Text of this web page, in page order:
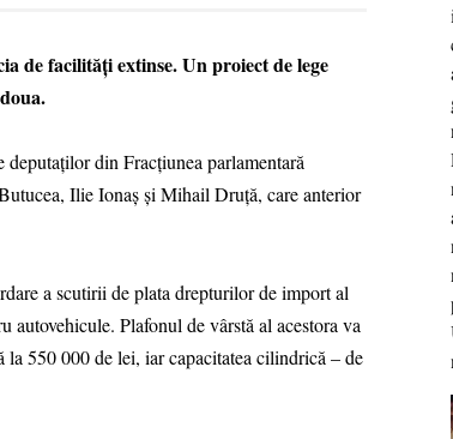
de facilități extinse. Un proiect de lege
din Fracțiunea parlamentară
Ilie Ionaș și Mihail Druță, care anterior
a scutirii de plata drepturilor de import al
Plafonul de vârstă al acestora va
550 000 de lei, iar capacitatea cilindrică – de